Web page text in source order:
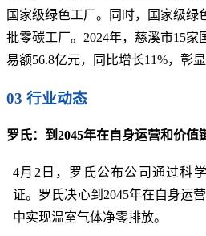
国家级绿色工厂。同时，国家级绿
批零碳工厂。2024年，慈溪市15家
易额56.8亿元，同比增长11%，彰
03 行业动态
罗氏：到2045年在自身运营和价值
4月2日，罗氏公布公司通过科
证。罗氏决心到2045年在自身运
中实现温室气体净零排放。